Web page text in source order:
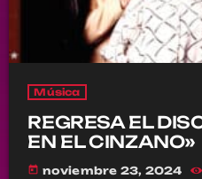
Música
REGRESA EL
EN EL CINZANO»
today noviembre 23, 2024